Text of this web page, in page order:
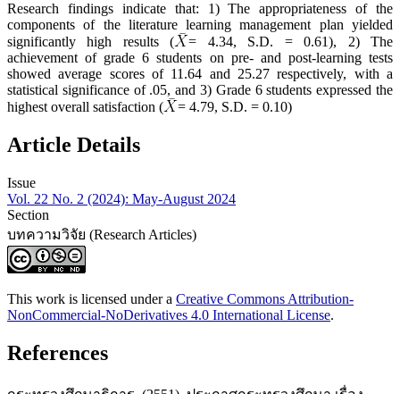
Research findings indicate that: 1) The appropriateness of the
components of the literature learning management plan yielded
significantly high results (
= 4.34, S.D. = 0.61), 2) The
achievement of grade 6 students on pre- and post-learning tests
showed average scores of 11.64 and 25.27 respectively, with a
statistical significance of .05, and 3) Grade 6 students expressed the
highest overall satisfaction (
= 4.79, S.D. = 0.10)
Article Details
Issue
Vol. 22 No. 2 (2024): May-August 2024
Section
บทความวิจัย (Research Articles)
This work is licensed under a Creative Commons Attribution-
NonCommercial-NoDerivatives 4.0 International License.
References